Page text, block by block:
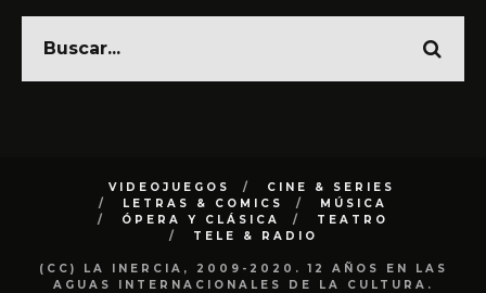
VIDEOJUEGOS
CINE & SERIES
LETRAS & COMICS
MÚSICA
ÓPERA Y CLÁSICA
TEATRO
TELE & RADIO
(CC) LA INERCIA, 2009-2020. 12 AÑOS EN LAS
AGUAS INTERNACIONALES DE LA CULTURA.